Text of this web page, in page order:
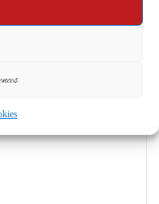
fields are marked*